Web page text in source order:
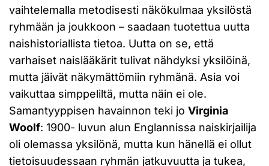
vaihtelemalla metodisesti näkökulmaa yksilöstä
ryhmään ja joukkoon – saadaan tuotettua uutta
naishistoriallista tietoa. Uutta on se, että
varhaiset naislääkärit tulivat nähdyksi yksilöinä,
mutta jäivät näkymättömiin ryhmänä. Asia voi
vaikuttaa simppeliltä, mutta näin ei ole.
Samantyyppisen havainnon teki jo Virginia
Woolf: 1900- luvun alun Englannissa naiskirjailija
oli olemassa yksilönä, mutta kun hänellä ei ollut
tietoisuudessaan ryhmän jatkuvuutta ja tukea,